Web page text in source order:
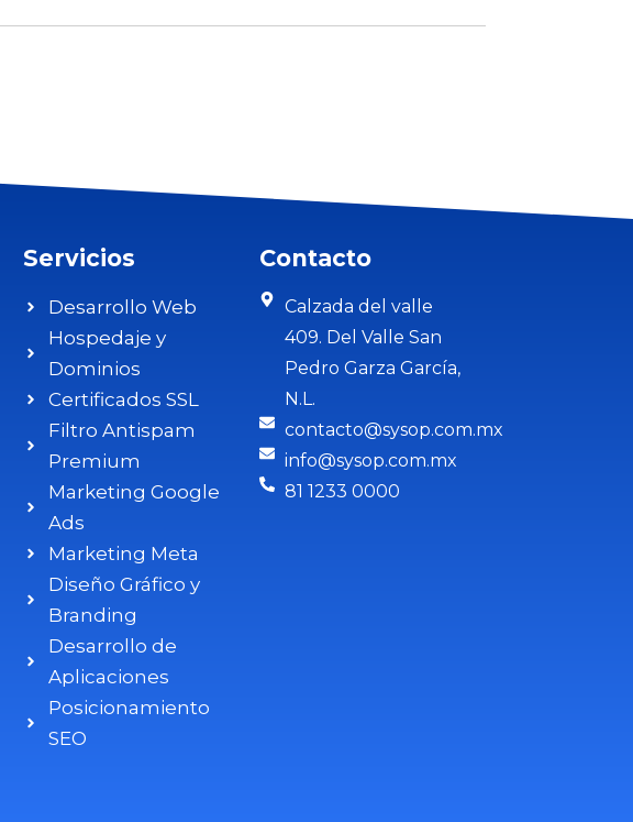
Servicios
Desarrollo Web
Hospedaje y
Dominios
Certificados SSL
Filtro Antispam
Premium
Marketing Google
Ads
Marketing Meta
Diseño Gráfico y
Branding
Desarrollo de
Aplicaciones
Posicionamiento
SEO
Contacto
Calzada del valle
409. Del Valle San
Pedro Garza García,
N.L.
contacto@sysop.com.mx
info@sysop.com.mx
81 1233 0000